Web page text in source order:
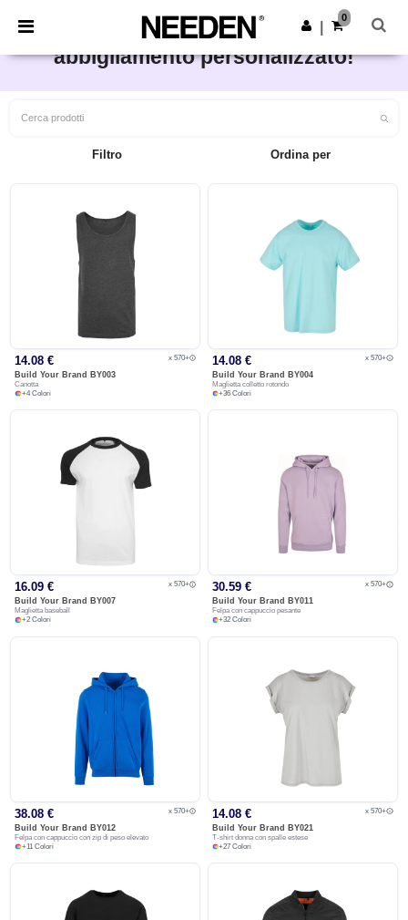
× App Needen
Prezzi migliori sull'app!
Scarica app
0
Dai vita alle tue idee di
abbigliamento personalizzato!
Filtro Ordina per
14.08 € x 570+
Build Your Brand BY003
Canotta
+4 Colori
14.08 € x 570+
Build Your Brand BY004
Maglietta colletto rotondo
+36 Colori
16.09 € x 570+
Build Your Brand BY007
Maglietta baseball
+2 Colori
30.59 € x 570+
Build Your Brand BY011
Felpa con cappuccio pesante
+32 Colori
38.08 € x 570+
Build Your Brand BY012
Felpa con cappuccio con zip di peso elevato
+11 Colori
14.08 € x 570+
Build Your Brand BY021
T-shirt donna con spalle estese
+27 Colori